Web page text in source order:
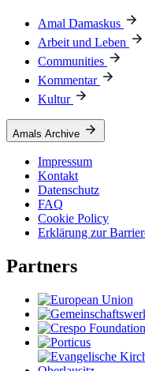
Amal Damaskus
Arbeit und Leben
Communities
Kommentar
Kultur
Amals Archive
Impressum
Kontakt
Datenschutz
FAQ
Cookie Policy
Erklärung zur
Partners